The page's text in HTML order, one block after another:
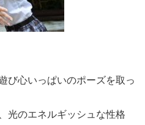
び心いっぱいのポーズを取っ
光のエネルギッシュな性格